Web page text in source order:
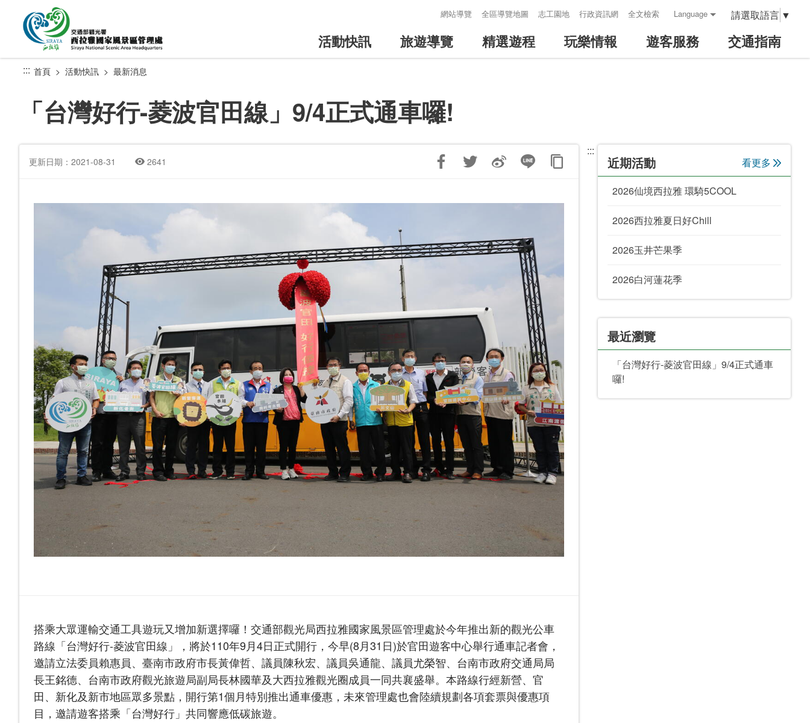
網站導覽 全區導覽地圖 志工園地 行政資訊網 全文檢索 Language 請選取語言 ▼
活動快訊 旅遊導覽 精選遊程 玩樂情報 遊客服務 交通指南
::: 首頁 活動快訊 最新消息
「台灣好行-菱波官田線」9/4正式通車囉!
更新日期：2021-08-31 2641
搭乘大眾運輸交通工具遊玩又增加新選擇囉！交通部觀光局西拉雅國家風景區管理處於今年推出新的觀光公車
路線「台灣好行-菱波官田線」，將於110年9月4日正式開行，今早(8月31日)於官田遊客中心舉行通車記者會，
邀請立法委員賴惠員、臺南市政府市長黃偉哲、議員陳秋宏、議員吳通龍、議員尤榮智、台南市政府交通局局
長王銘德、台南市政府觀光旅遊局副局長林國華及大西拉雅觀光圈成員一同共襄盛舉。本路線行經新營、官
田、新化及新市地區眾多景點，開行第1個月特別推出通車優惠，未來管理處也會陸續規劃各項套票與優惠項
目，邀請遊客搭乘「台灣好行」共同響應低碳旅遊。
:::
近期活動 看更多
2026仙境西拉雅 環騎5COOL
2026西拉雅夏日好Chill
2026玉井芒果季
2026白河蓮花季
最近瀏覽
「台灣好行-菱波官田線」9/4正式通車
囉!